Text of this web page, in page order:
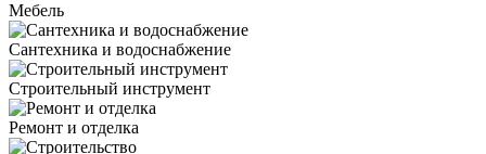
Мебель
Сантехника и водоснабжение
Строительный инструмент
Ремонт и отделка